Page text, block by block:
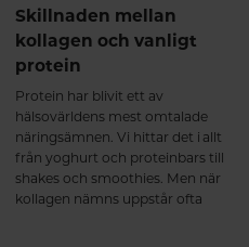
Skillnaden mellan
kollagen och vanligt
protein
Protein har blivit ett av
hälsovärldens mest omtalade
näringsämnen. Vi hittar det i allt
från yoghurt och proteinbars till
shakes och smoothies. Men när
kollagen nämns uppstår ofta